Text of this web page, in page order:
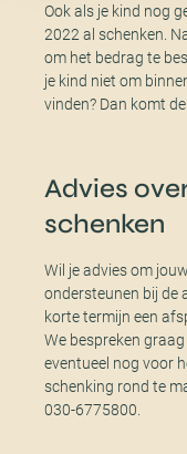
Ook als je kind nog
2022 al schenken.
om het bedrag te
je kind niet om
vinden? Dan komt
Advies
schenken
Wil je advies om
ondersteunen bij de
korte termijn een
We bespreken
eventueel nog voor
schenking rond te
030-6775800.